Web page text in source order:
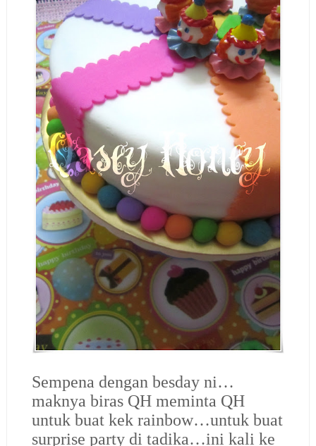
Sempena dengan besday ni…
maknya biras QH meminta QH
untuk buat kek rainbow…untuk buat
surprise party di tadika…ini kali ke